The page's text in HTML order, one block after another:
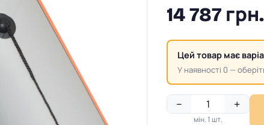
14 787 грн.
Цей товар має
У наявності 0 —
− +
мін. 1 шт.